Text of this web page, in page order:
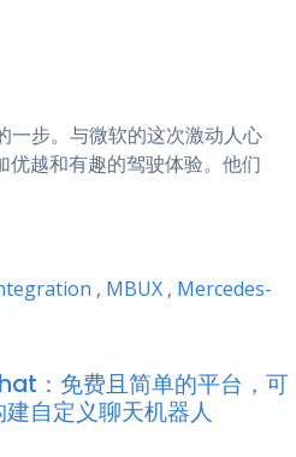
一步。与微软的这次激动人心
越和有趣的驾驶体验。他们
, MBUX , Mercedes-
：免费且简单的平台，可
自定义聊天机器人